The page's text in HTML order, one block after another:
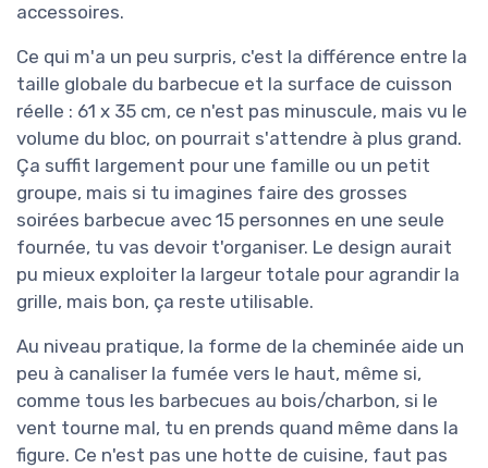
accessoires.
Ce qui m'a un peu surpris, c'est la différence entre la
taille globale du barbecue et la surface de cuisson
réelle : 61 x 35 cm, ce n'est pas minuscule, mais vu le
volume du bloc, on pourrait s'attendre à plus grand.
Ça suffit largement pour une famille ou un petit
groupe, mais si tu imagines faire des grosses
soirées barbecue avec 15 personnes en une seule
fournée, tu vas devoir t'organiser. Le design aurait
pu mieux exploiter la largeur totale pour agrandir la
grille, mais bon, ça reste utilisable.
Au niveau pratique, la forme de la cheminée aide un
peu à canaliser la fumée vers le haut, même si,
comme tous les barbecues au bois/charbon, si le
vent tourne mal, tu en prends quand même dans la
figure. Ce n'est pas une hotte de cuisine, faut pas